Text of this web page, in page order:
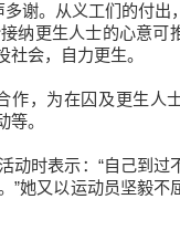
谢。从义工们的付出
纳更生人士的心意可
会，自力更生。
，为在囚及更生人
。
时表示：“自己到过
”她又以运动员坚毅不